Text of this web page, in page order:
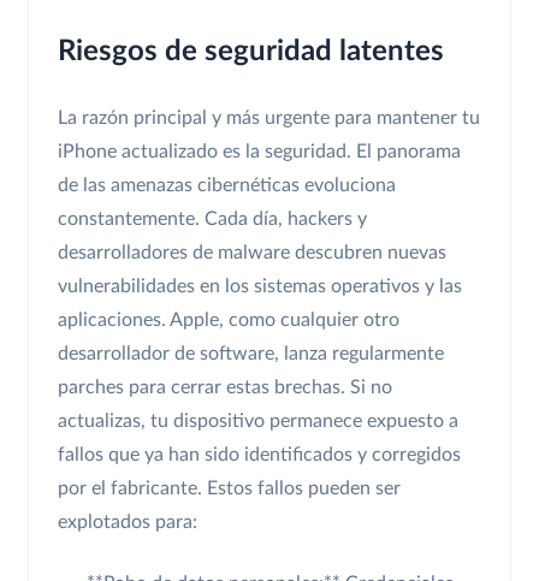
Riesgos de seguridad latentes
La razón principal y más urgente para mantener tu
iPhone actualizado es la seguridad. El panorama
de las amenazas cibernéticas evoluciona
constantemente. Cada día, hackers y
desarrolladores de malware descubren nuevas
vulnerabilidades en los sistemas operativos y las
aplicaciones. Apple, como cualquier otro
desarrollador de software, lanza regularmente
parches para cerrar estas brechas. Si no
actualizas, tu dispositivo permanece expuesto a
fallos que ya han sido identificados y corregidos
por el fabricante. Estos fallos pueden ser
explotados para: